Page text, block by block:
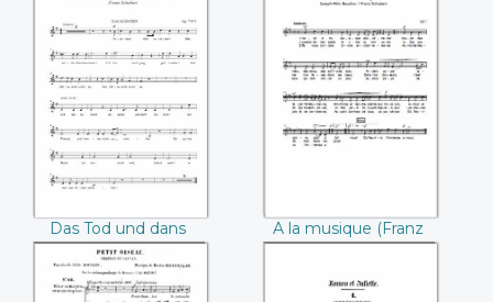
Das Tod und dans
Mädchen ((Franz
Schubert))
Das Tod und dans
Mädchen (Franz
Schubert)
A la musique
((Franz Schubert))
A la musique (Franz
Schubert)